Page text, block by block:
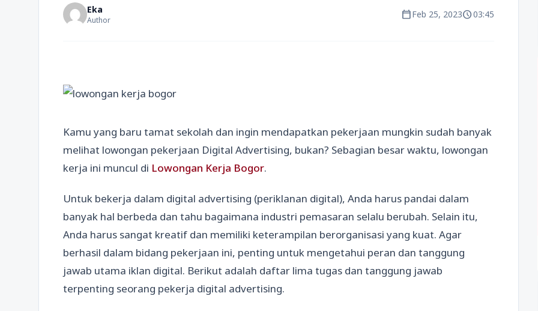
Eka
Author calendar_todayFeb 25, 2023schedule03:45
Kamu yang baru tamat sekolah dan ingin mendapatkan pekerjaan mungkin sudah banyak
melihat lowongan pekerjaan Digital Advertising, bukan? Sebagian besar waktu, lowongan
kerja ini muncul di Lowongan Kerja Bogor.
Untuk bekerja dalam digital advertising (periklanan digital), Anda harus pandai dalam
banyak hal berbeda dan tahu bagaimana industri pemasaran selalu berubah. Selain itu,
Anda harus sangat kreatif dan memiliki keterampilan berorganisasi yang kuat. Agar
berhasil dalam bidang pekerjaan ini, penting untuk mengetahui peran dan tanggung
jawab utama iklan digital. Berikut adalah daftar lima tugas dan tanggung jawab
terpenting seorang pekerja digital advertising.